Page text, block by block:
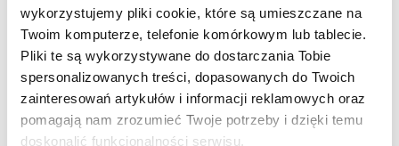
wykorzystujemy pliki cookie, które są umieszczane na
Twoim komputerze, telefonie komórkowym lub tablecie.
Pliki te są wykorzystywane do dostarczania Tobie
spersonalizowanych treści, dopasowanych do Twoich
zainteresowań artykułów i informacji reklamowych oraz
pomagają nam zrozumieć Twoje potrzeby i dzięki temu
doskonalić funkcjonalności serwisu.
18 min temu
Wstępne wyniki Modivo mocno
poniżej prognoz. Spółka chwali się
jednak przychodami